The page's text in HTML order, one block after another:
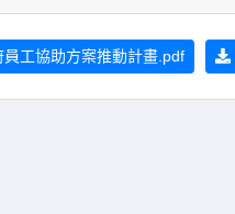
工協助方案推動計畫.pdf